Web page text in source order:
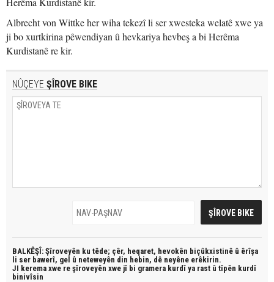
Albrecht von Wittke her wiha tekezî li ser xwesteka welatê xwe ya
ji bo xurtkirina pêwendiyan û hevkariya hevbeş a bi Herêma
Kurdistanê re kir.
NÛÇEYE ŞÎROVE BIKE
BALKÊŞÎ: Şîroveyên ku têde; çêr, heqaret, hevokên biçûkxistinê û êrîşa
li ser bawerî, gel û neteweyên din hebin, dê neyêne erêkirin.
JI kerema xwe re şîroveyên xwe jî bi gramera kurdî ya rast û tîpên kurdî
binivîsin